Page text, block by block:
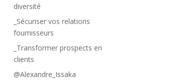
diversité
_Sécuriser vos relations
fournisseurs
_Transformer prospects en
clients
@Alexandre_Issaka